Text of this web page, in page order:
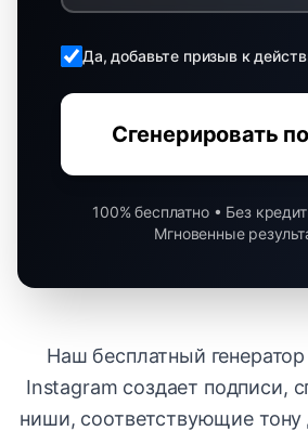
Да, добавьте призыв к
Сгенерировать
100% бесплатно • Без
Мгновенные
Наш бесплатный
Instagram создает подписи,
ниши, соответствующие тону